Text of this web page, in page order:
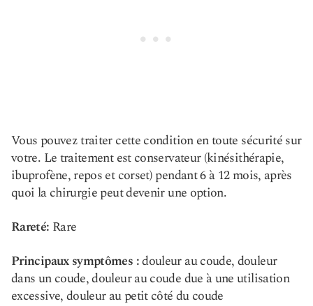
Vous pouvez traiter cette condition en toute sécurité sur
votre. Le traitement est conservateur (kinésithérapie,
ibuprofène, repos et corset) pendant 6 à 12 mois, après
quoi la chirurgie peut devenir une option.
Rareté: Rare
Principaux symptômes :douleur au coude, douleur
dans un coude, douleur au coude due à une utilisation
excessive, douleur au petit côté du coude